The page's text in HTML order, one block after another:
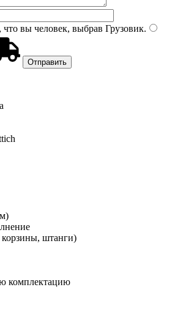
вы человек, выбрав Грузовик.
штанги)
комплектацию